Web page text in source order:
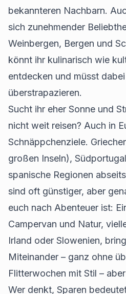
bekannteren Nachbarn.
sich zunehmender
Weinbergen, Bergen und
könnt ihr kulinarisch wie
entdecken und müsst
überstrapazieren.
Sucht ihr eher Sonne und
nicht weit reisen? Auch in
Schnäppchenziele.
großen Inseln),
spanische Regionen
sind oft günstiger, aber
euch nach Abenteuer ist:
Campervan und Natur,
Irland oder Slowenien,
Miteinander – ganz ohne
Flitterwochen mit Stil –
Wer denkt, Sparen